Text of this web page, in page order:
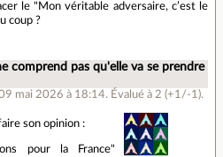
le "Mon véritable adversaire, c’est le
coup ?
comprend pas qu'elle va se prendre
mai 2026 à 18:14. Évalué à 2 (+1/-1).
son opinion :
pour la France"